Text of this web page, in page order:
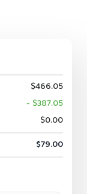
$466.05
- $387.05
$0.00
$79.00